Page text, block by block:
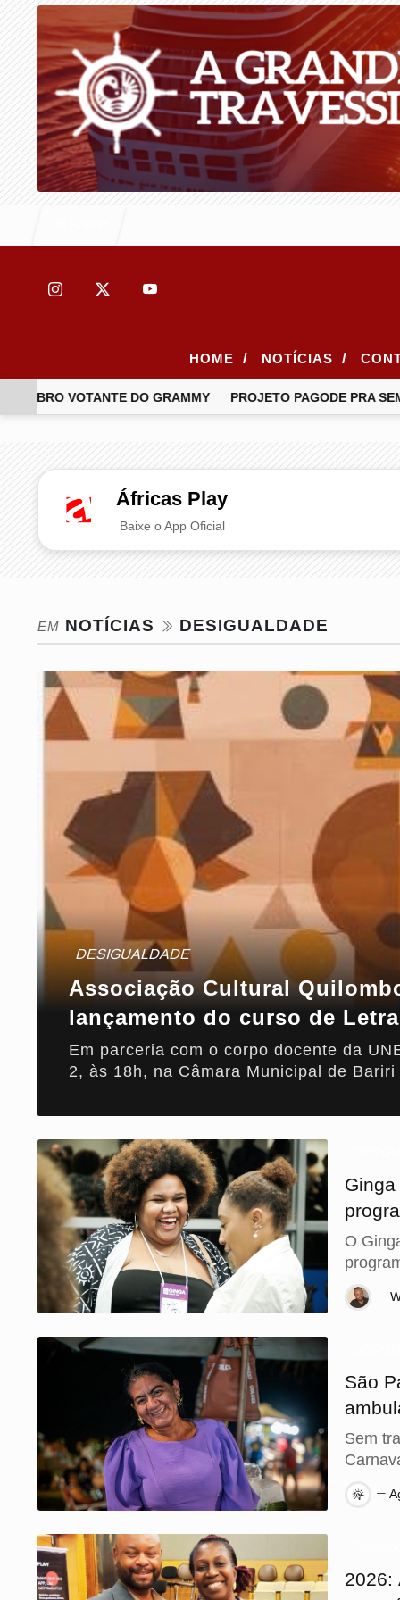
HOME / NOTÍCIAS /
VOTANTE DO GRAMMY PROJETO PAGODE PRA
Áfricas Play
Baixe o App Oficial
EM NOTÍCIAS DESIGUALDADE
DESIGUALDADE
Associação Cultural
lançamento do curso de
Em parceria com o corpo docente da
2, às 18h, na Câmara Municipal de Bariri
O
Estado
São
Sem
2026: